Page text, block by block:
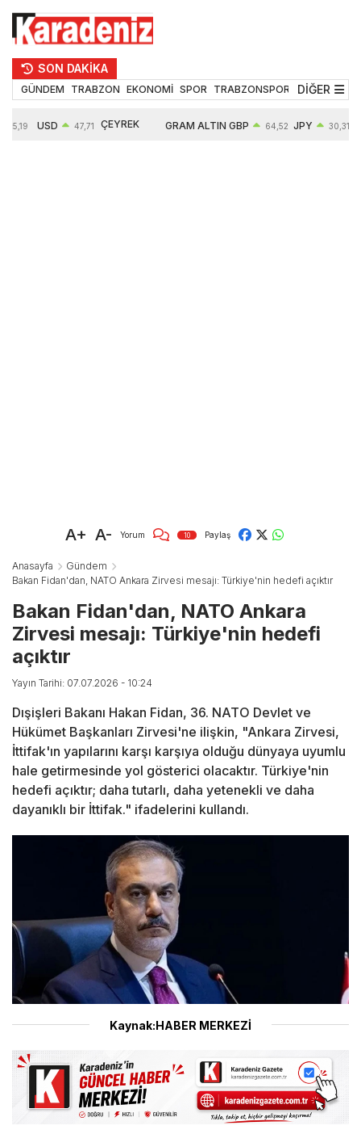
SON DAKİKA
GÜNDEM TRABZON EKONOMİ SPOR TRABZONSPOR TEKNOLOJİ
DİĞER
55,19 USD 47,71 ÇEYREK GRAM ALTIN GBP 64,52 JPY 30,31
A+ A- Yorum 10 Paylaş
Anasayfa
Gündem
Bakan Fidan'dan, NATO Ankara Zirvesi mesajı: Türkiye'nin hedefi açıktır
Bakan Fidan'dan, NATO Ankara
Zirvesi mesajı: Türkiye'nin hedefi
açıktır
Yayın Tarihi: 07.07.2026 - 10:24
Dışişleri Bakanı Hakan Fidan, 36.⁠ ⁠NATO Devlet ve
Hükümet Başkanları Zirvesi'ne ilişkin, "Ankara Zirvesi,
İttifak'ın yapılarını karşı karşıya olduğu dünyaya uyumlu
hale getirmesinde yol gösterici olacaktır. Türkiye'nin
hedefi açıktır; daha tutarlı, daha yetenekli ve daha
dayanıklı bir İttifak." ifadelerini kullandı.
Kaynak:HABER MERKEZİ